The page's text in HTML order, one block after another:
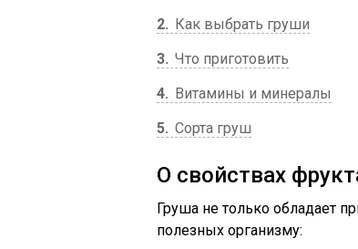
2
Как выбрать груши
3 Что приготовить
4
Витамины и минералы
5 Сорта груш
О свойствах
Груша не только обладает
полезных организму: